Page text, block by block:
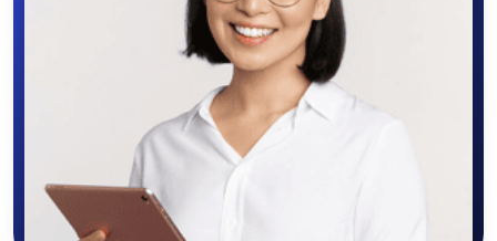
Скачайте приложение в Google Play –
крутите колесо фортуны, выигрывайте
бонусы, удобно ищите и размещайте
объявления - все это в нашем мобильном
приложении SALEX!
Скачать в Google Play